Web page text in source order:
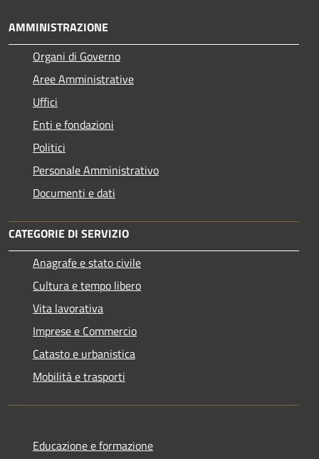
AMMINISTRAZIONE
Organi di Governo
Aree Amministrative
Uffici
Enti e fondazioni
Politici
Personale Amministrativo
Documenti e dati
CATEGORIE DI SERVIZIO
Anagrafe e stato civile
Cultura e tempo libero
Vita lavorativa
Imprese e Commercio
Catasto e urbanistica
Mobilità e trasporti
Educazione e formazione